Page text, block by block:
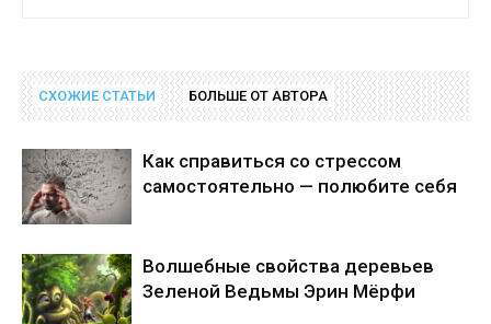
СХОЖИЕ СТАТЬИ БОЛЬШЕ ОТ АВТОРА
Как справиться со стрессом
самостоятельно — полюбите себя
Волшебные свойства деревьев
Зеленой Ведьмы Эрин Мёрфи